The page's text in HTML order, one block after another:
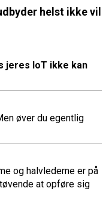
helst ikke vil
jeres IoT ikke kan
øver du egentlig
og halvlederne er på
at opføre sig